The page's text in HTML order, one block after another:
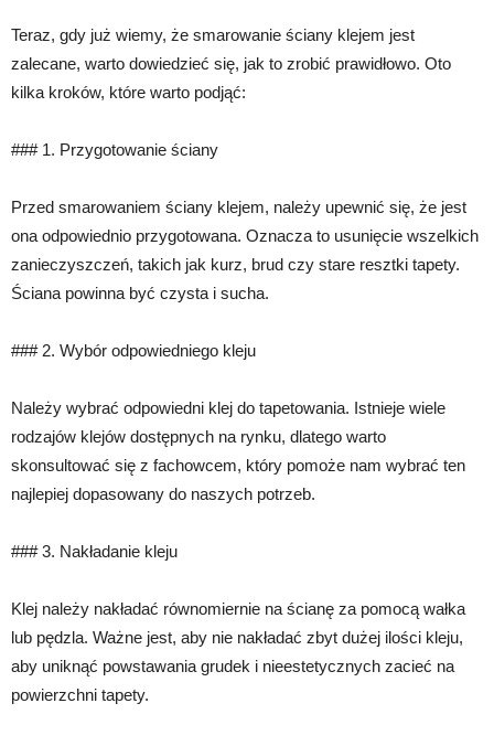
Teraz, gdy już wiemy, że smarowanie ściany klejem jest
zalecane, warto dowiedzieć się, jak to zrobić prawidłowo. Oto
kilka kroków, które warto podjąć:
### 1. Przygotowanie ściany
Przed smarowaniem ściany klejem, należy upewnić się, że jest
ona odpowiednio przygotowana. Oznacza to usunięcie wszelkich
zanieczyszczeń, takich jak kurz, brud czy stare resztki tapety.
Ściana powinna być czysta i sucha.
### 2. Wybór odpowiedniego kleju
Należy wybrać odpowiedni klej do tapetowania. Istnieje wiele
rodzajów klejów dostępnych na rynku, dlatego warto
skonsultować się z fachowcem, który pomoże nam wybrać ten
najlepiej dopasowany do naszych potrzeb.
### 3. Nakładanie kleju
Klej należy nakładać równomiernie na ścianę za pomocą wałka
lub pędzla. Ważne jest, aby nie nakładać zbyt dużej ilości kleju,
aby uniknąć powstawania grudek i nieestetycznych zacieć na
powierzchni tapety.